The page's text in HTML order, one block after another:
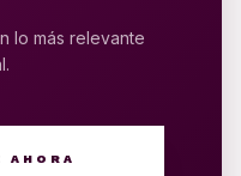
lo más relevante
AHORA